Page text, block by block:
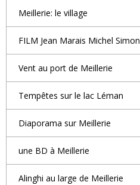
Meillerie: le village
FILM Jean Marais Michel Simon
Vent au port de Meillerie
Tempêtes sur le lac Léman
Diaporama sur Meillerie
une BD à Meillerie
Alinghi au large de Meillerie